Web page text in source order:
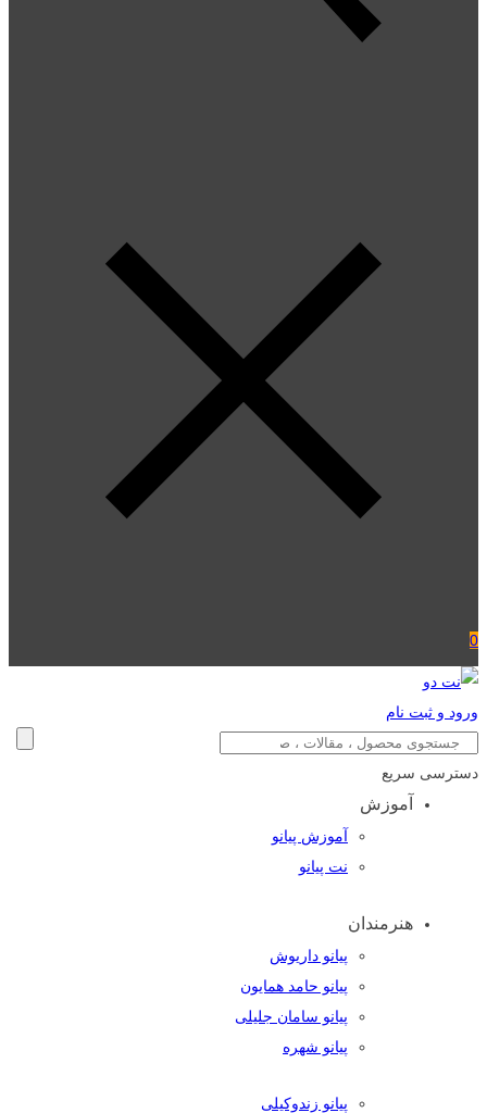
0
ورود و ثبت نام
دسترسی سریع
آموزش
آموزش پیانو
نت پیانو
هنرمندان
پیانو داریوش
پیانو حامد همایون
پیانو سامان جلیلی
پیانو شهره
پیانو زندوکیلی